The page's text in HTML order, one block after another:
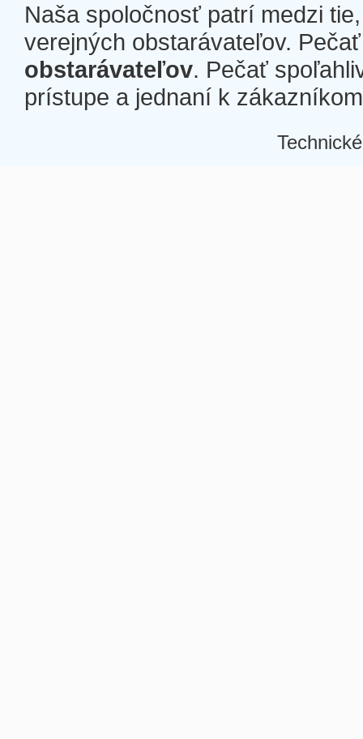
Naša spoločnosť patrí medzi
verejných obstarávateľov.
obstarávateľov. Pečať
prístupe a jednaní k